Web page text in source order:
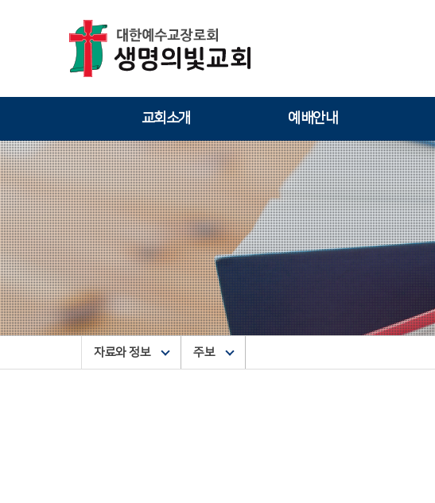
교회소개 예배안내
자료와 정보 주보